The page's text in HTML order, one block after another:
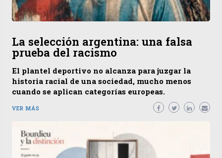
La selección argentina: una falsa
prueba del racismo
El plantel deportivo no alcanza para juzgar la
historia racial de una sociedad, mucho menos
cuando se aplican categorías europeas.
VER MÁS